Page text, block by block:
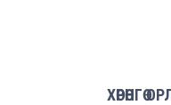
ХӨРӨНГӨ